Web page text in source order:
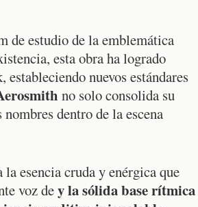
de estudio de la emblemática
esta obra ha logrado
nuevos estándares
no solo consolida su
dentro de la escena
esencia cruda y enérgica que
voz dey la sólida base rítmica